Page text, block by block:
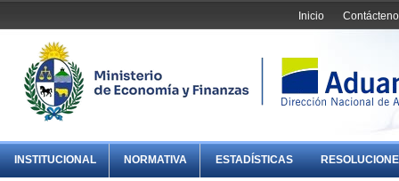
Inicio
INSTITUCIONAL NORMATIVA ESTADÍSTICAS